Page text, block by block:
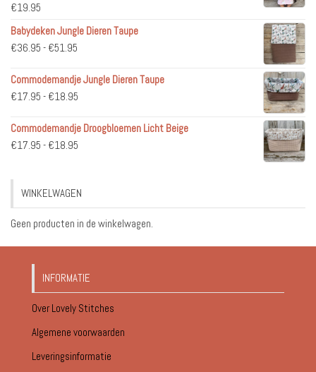
€19.95
Babydeken Jungle Dieren Taupe
€36.95 - €51.95
tot
€51.95
Commodemandje Jungle Dieren Taupe
€17.95 - €18.95
tot
Commodemandje Droogbloemen Licht Beige
€17.95 - €18.95
€18.95
WINKELWAGEN
Geen producten in de winkelwagen.
INFORMATIE
Over Lovely Stitches
Algemene voorwaarden
Leveringsinformatie